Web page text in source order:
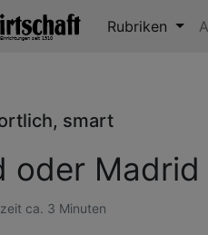
Rubriken
smart
oder
ca. 3 Minuten